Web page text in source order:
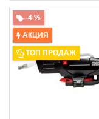
-4 %
АКЦИЯ
ТОП ПРОДАЖ